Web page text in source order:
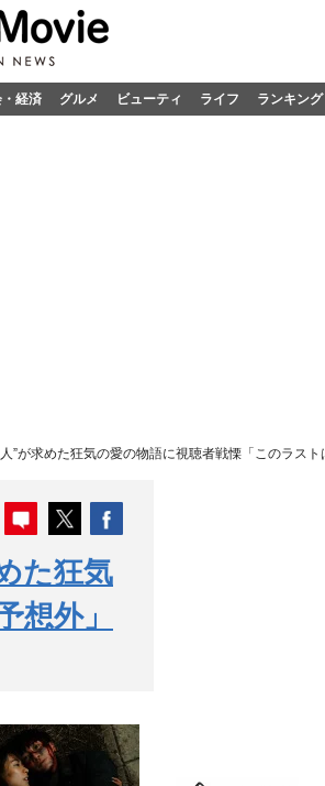
経済 グルメ ビューティ ライフ ランキング
”が求めた狂気の愛の物語に視聴者戦慄「このラスト
た狂気
想外」